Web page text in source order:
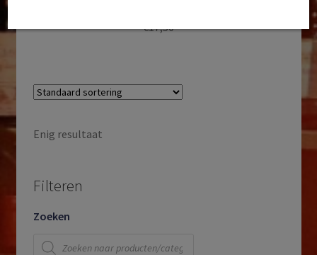
€17,50
Enig resultaat
Filteren
Zoeken
zoeken